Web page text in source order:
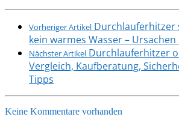
Vorheriger Artikel Durchlauferhitzer
kein warmes Wasser –
Nächster Artikel Durchlauferhitzer
Vergleich, Kaufberatung,
Tipps
Keine Kommentare vorhanden